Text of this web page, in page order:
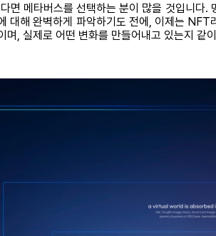
면 메타버스를 선택하는 분이 많을 것입니
대해 완벽하게 파악하기도 전에, 이제는
, 실제로 어떤 변화를 만들어내고 있는지 같